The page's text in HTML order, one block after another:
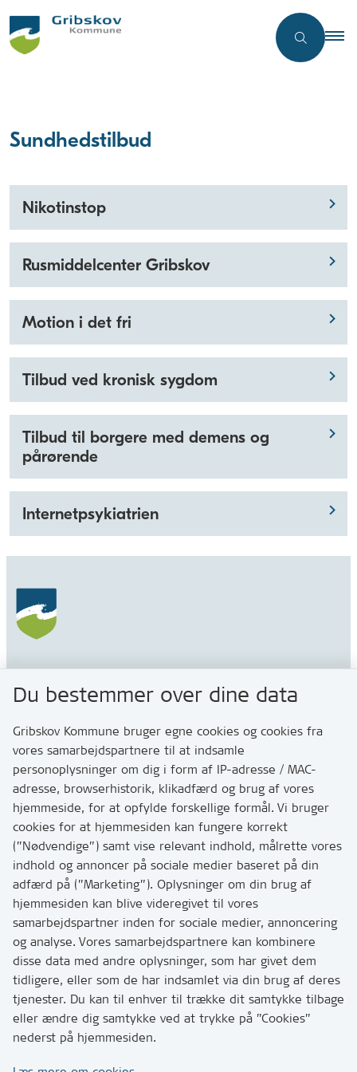
Sundhedstilbud
Nikotinstop
Rusmiddelcenter Gribskov
Motion i det fri
Tilbud ved kronisk sygdom
Tilbud til borgere med demens og
pårørende
Internetpsykiatrien
3200 Helsinge
Kontakt
Skriv til os via Digital Post
Har du brug for at komme i kontakt med os? Se her
hvordan
Tip os om huller i vejen eller andet
T:7249 6000
Bemærk: vi har mange opkald mellem kl. 10 og 11
Links
Tilgængelighedserklæring
Cookies
Du bestemmer over dine data
Gribskov Kommune bruger egne cookies og cookies fra
vores samarbejdspartnere til at indsamle
personoplysninger om dig i form af IP-adresse / MAC-
adresse, browserhistorik, klikadfærd og brug af vores
hjemmeside, for at opfylde forskellige formål. Vi bruger
cookies for at hjemmesiden kan fungere korrekt
(”Nødvendige”) samt vise relevant indhold, målrette vores
indhold og annoncer på sociale medier baseret på din
adfærd på (”Marketing”). Oplysninger om din brug af
hjemmesiden kan blive videregivet til vores
samarbejdspartner inden for sociale medier, annoncering
og analyse. Vores samarbejdspartnere kan kombinere
disse data med andre oplysninger, som har givet dem
tidligere, eller som de har indsamlet via din brug af deres
tjenester. Du kan til enhver til trække dit samtykke tilbage
eller ændre dig samtykke ved at trykke på ”Cookies”
nederst på hjemmesiden.